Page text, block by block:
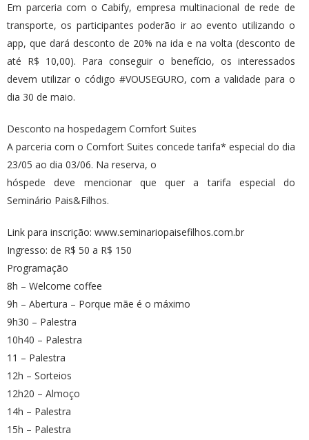
Em parceria com o Cabify, empresa multinacional de rede de
transporte, os participantes poderão ir ao evento utilizando o
app, que dará desconto de 20% na ida e na volta (desconto de
até R$ 10,00). Para conseguir o benefício, os interessados
devem utilizar o código #VOUSEGURO, com a validade para o
dia 30 de maio.
Desconto na hospedagem Comfort Suites
A parceria com o Comfort Suites concede tarifa* especial do dia
23/05 ao dia 03/06. Na reserva, o
hóspede deve mencionar que quer a tarifa especial do
Seminário Pais&Filhos.
Link para inscrição: ​www.seminariopaisefilhos.com.br
Ingresso:​ de R$ 50 a R$ 150
Programação
8h​ – Welcome coffee
9h​ – Abertura – Porque mãe é o máximo
9h30​ – Palestra
10h40​ – Palestra
11​ – Palestra
12h​ – Sorteios
12h20​ – Almoço
14h​ – Palestra
15h​ – Palestra